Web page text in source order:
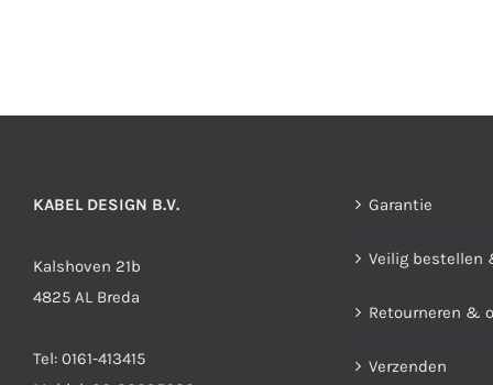
KABEL DESIGN B.V.
Kalshoven 21b
4825 AL Breda
Tel: 0161-413415
Garantie
Veilig bestellen
Retourneren &
Verzenden